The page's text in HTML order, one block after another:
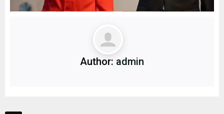
Author: admin